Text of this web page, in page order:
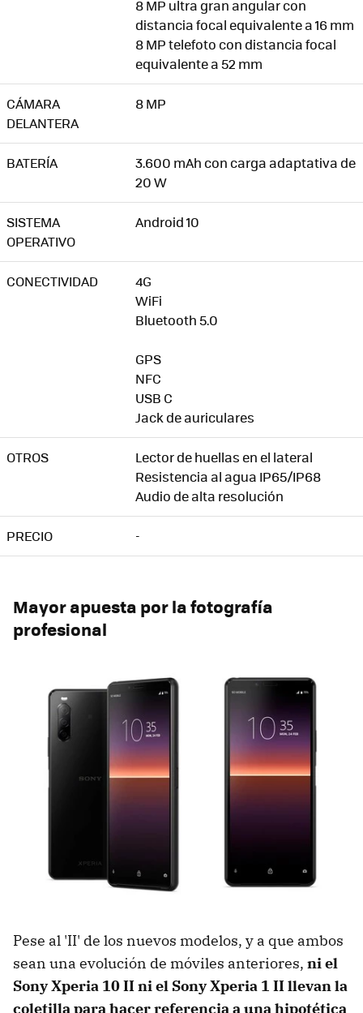
8 MP ultra gran angular con
distancia focal equivalente a 16 mm
8 MP telefoto con distancia focal
equivalente a 52 mm
CÁMARA
DELANTERA
8 MP
BATERÍA
3.600 mAh con carga adaptativa de
20 W
SISTEMA
OPERATIVO
Android 10
CONECTIVIDAD
4G
WiFi
Bluetooth 5.0
GPS
NFC
USB C
Jack de auriculares
OTROS
Lector de huellas en el lateral
Resistencia al agua IP65/IP68
Audio de alta resolución
PRECIO -
Mayor apuesta por la fotografía
profesional
Pese al 'II' de los nuevos modelos, y a que ambos
sean una evolución de móviles anteriores, ni el
Sony Xperia 10 II ni el Sony Xperia 1 II llevan la
coletilla para hacer referencia a una hipotética